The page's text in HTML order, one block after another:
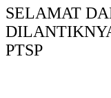
SELAMAT
PTSP